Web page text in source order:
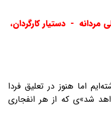
مردانه - دستیار کارگردان،
اما هنوز در تعلیق فردا
شد»ی که از هر انفجاری